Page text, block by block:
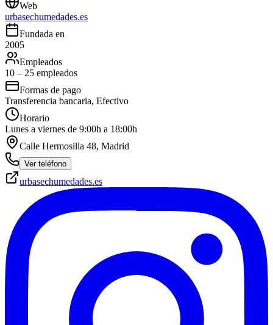
Web
urbasechumedades.es
Fundada en
2005
Empleados
10 – 25 empleados
Formas de pago
Transferencia bancaria, Efectivo
Horario
Lunes a viernes de 9:00h a 18:00h
Calle Hermosilla 48, Madrid
Ver teléfono
urbasechumedades.es